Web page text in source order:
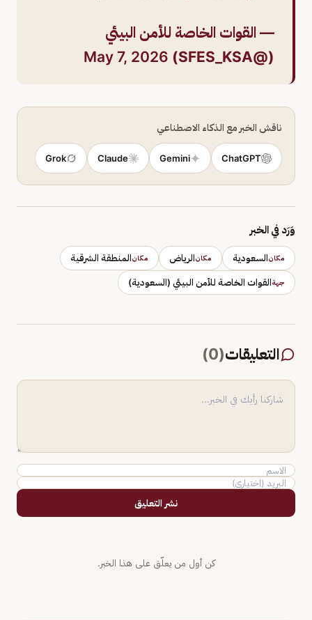
— القوات الخاصة للأمن البيئي
(@SFES_KSA)
May 7, 2026
ناقش الخبر مع الذكاء الاصطناعي
ChatGPT
Gemini
Claude
Grok
وَرَد في الخبر
مكانالسعودية مكانالرياض مكانالمنطقة الشرقية
جهةالقوات الخاصة للأمن البيئي (السعودية)
التعليقات(
0
)
نشر التعليق
كن أول من يعلّق على هذا الخبر.